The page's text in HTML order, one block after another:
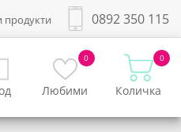
0892 350 115
0
Любими
0
Количка